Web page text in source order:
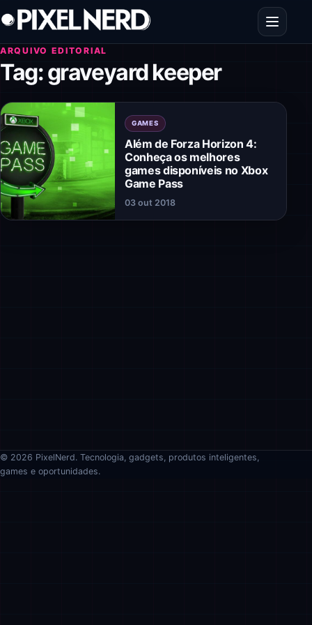
Pular para o conteúdo
Abrir
ARQUIVO EDITORIAL
Tag:graveyard keeper
GAMES
Além de Forza Horizon 4:
Conheça os melhores
games disponíveis no Xbox
Game Pass
03 out 2018
© 2026 PixelNerd. Tecnologia, gadgets, produtos inteligentes,
games e oportunidades.